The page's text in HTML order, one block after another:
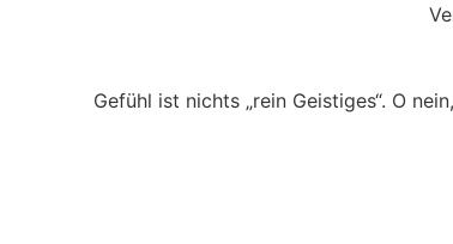
Gefühl ist nichts „rein Geistiges“. O